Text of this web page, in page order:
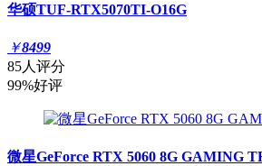
华硕TUF-RTX5070TI-O16G
￥8499
85人评分
99%好评
微星GeForce RTX 5060 8G GAMING